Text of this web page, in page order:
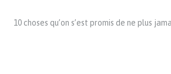
10 choses qu’on s’est promis de ne plus